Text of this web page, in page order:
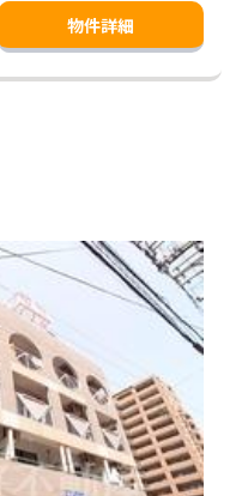
物件詳細